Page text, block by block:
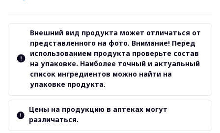
Внешний вид продукта может отличаться от
представленного на фото. Внимание! Перед
использованием продукта проверьте состав
на упаковке. Наиболее точный и актуальный
список ингредиентов можно найти на
упаковке продукта.
Цены на продукцию в аптеках могут
различаться.